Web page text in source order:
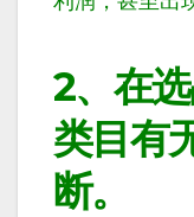
2、在
类目有
断。